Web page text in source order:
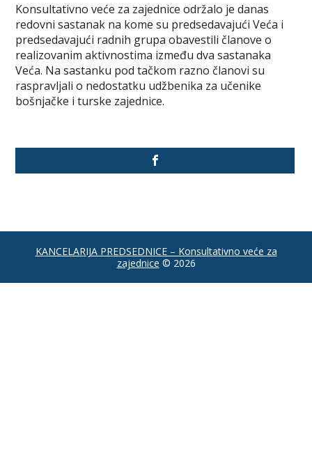
Konsultativno veće za zajednice održalo je danas
redovni sastanak na kome su predsedavajući Veća i
predsedavajući radnih grupa obavestili članove o
realizovanim aktivnostima između dva sastanaka
Veća. Na sastanku pod tačkom razno članovi su
raspravljali o nedostatku udžbenika za učenike
bošnjačke i turske zajednice.
KANCELARIJA PREDSEDNICE – Konsultativno veće za
zajednice © 2026